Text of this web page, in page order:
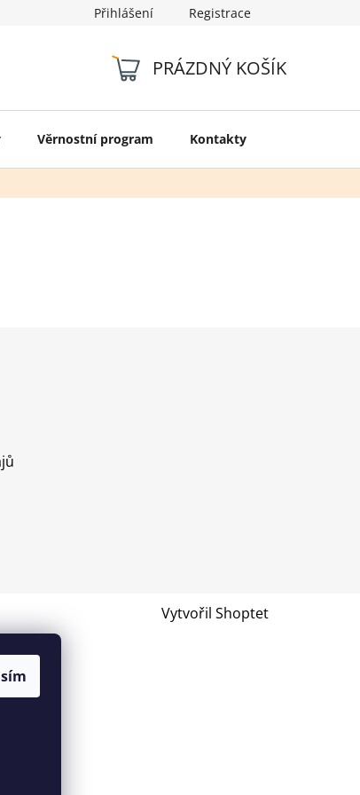
Přihlášení Registrace
NÁKUPNÍ
KOŠÍK
PRÁZDNÝ KOŠÍK
Věrnostní program Kontakty
Vytvořil Shoptet